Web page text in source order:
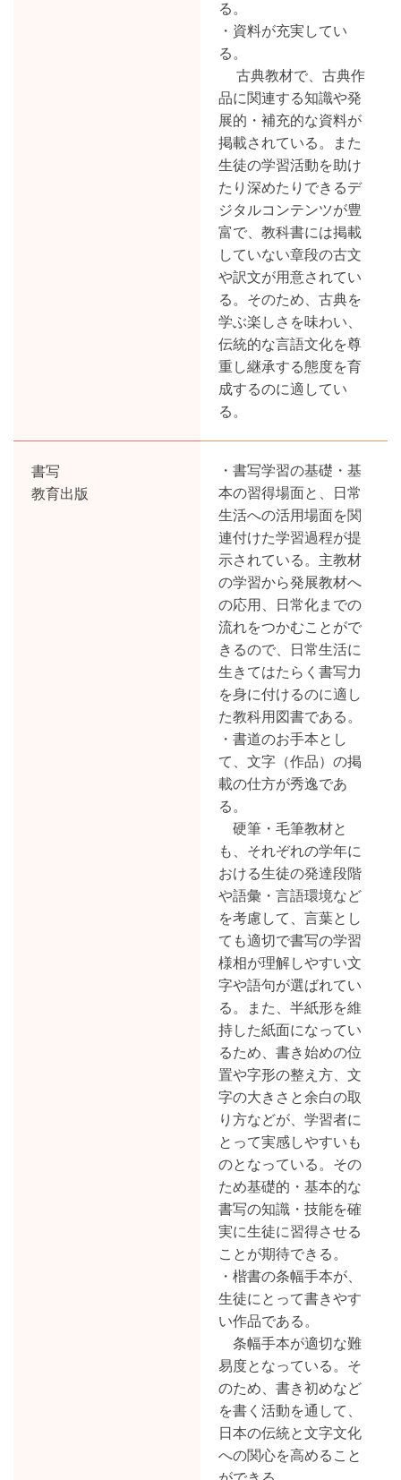
る。
・資料が充実してい
る。
古典教材で、古典作
品に関連する知識や発
展的・補充的な資料が
掲載されている。また
生徒の学習活動を助け
たり深めたりできるデ
ジタルコンテンツが豊
富で、教科書には掲載
していない章段の古文
や訳文が用意されてい
る。そのため、古典を
学ぶ楽しさを味わい、
伝統的な言語文化を尊
重し継承する態度を育
成するのに適してい
る。
書写
教育出版
・書写学習の基礎・基
本の習得場面と、日常
生活への活用場面を関
連付けた学習過程が提
示されている。主教材
の学習から発展教材へ
の応用、日常化までの
流れをつかむことがで
きるので、日常生活に
生きてはたらく書写力
を身に付けるのに適し
た教科用図書である。
・書道のお手本とし
て、文字（作品）の掲
載の仕方が秀逸であ
る。
硬筆・毛筆教材と
も、それぞれの学年に
おける生徒の発達段階
や語彙・言語環境など
を考慮して、言葉とし
ても適切で書写の学習
様相が理解しやすい文
字や語句が選ばれてい
る。また、半紙形を維
持した紙面になってい
るため、書き始めの位
置や字形の整え方、文
字の大きさと余白の取
り方などが、学習者に
とって実感しやすいも
のとなっている。その
ため基礎的・基本的な
書写の知識・技能を確
実に生徒に習得させる
ことが期待できる。
・楷書の条幅手本が、
生徒にとって書きやす
い作品である。
条幅手本が適切な難
易度となっている。そ
のため、書き初めなど
を書く活動を通して、
日本の伝統と文字文化
への関心を高めること